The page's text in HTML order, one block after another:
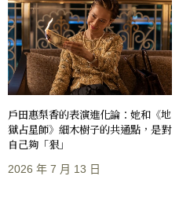
戶田惠梨香的表演進化論：她和《地
獄占星師》細木樹子的共通點，是對
自己夠「狠」
2026 年 7 月 13 日